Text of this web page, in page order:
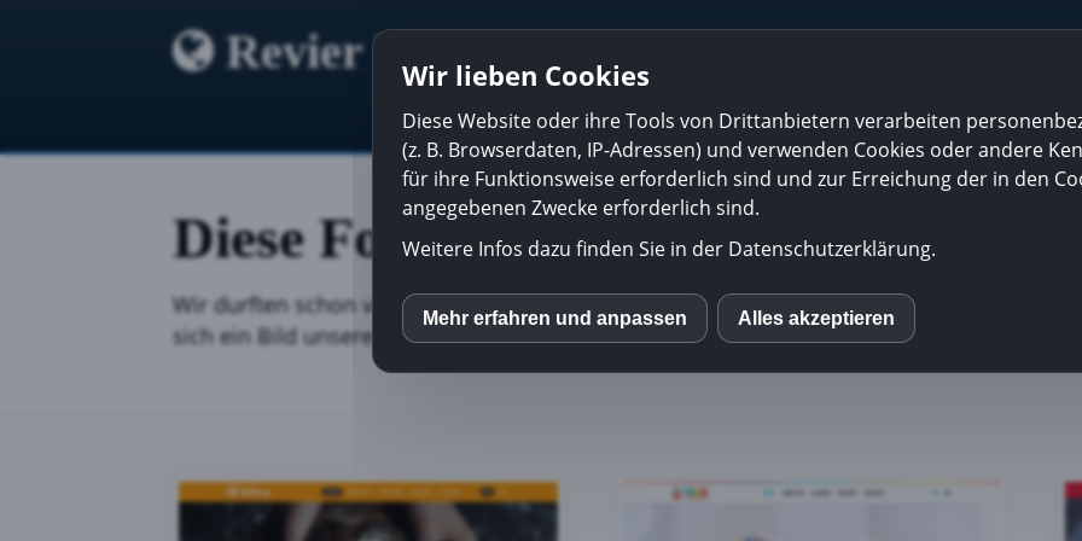
Revier Kredit
Diese Kredite bieten wir an Finanzierungsrechner
Diese Form von Krediten vermitteln
Wir durften schon viele Websiten für verscheidenste Unternehmen erstellen. Hier sehen
sich ein Bild unserer Arbeit machen können.
Wir lieben Cookies
Diese Website oder ihre Tools von Drittanbietern verarbeiten
(z. B. Browserdaten, IP-Adressen) und verwenden Cookies oder andere
für ihre Funktionsweise erforderlich sind und zur Erreichung der in den
angegebenen Zwecke erforderlich sind.
Weitere Infos dazu finden Sie in der Datenschutzerklärung.
inCMS
Google Fonts
Mehr erfahren und anpassen Alles akzeptieren